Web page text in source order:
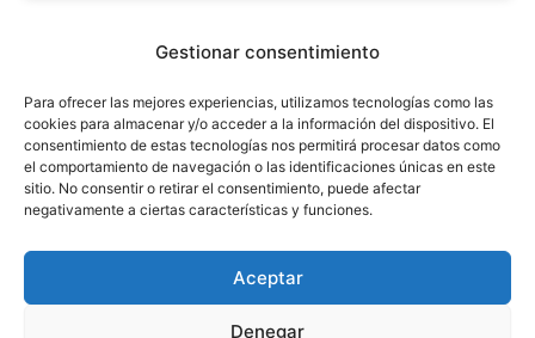
Gestionar consentimiento
Para ofrecer las mejores experiencias, utilizamos tecnologías como las
cookies para almacenar y/o acceder a la información del dispositivo. El
consentimiento de estas tecnologías nos permitirá procesar datos como
el comportamiento de navegación o las identificaciones únicas en este
sitio. No consentir o retirar el consentimiento, puede afectar
negativamente a ciertas características y funciones.
Aceptar
Denegar
Ver Política de Privacidad
Luis Pérez & Asociados. Abogados - Todos los derechos reservados